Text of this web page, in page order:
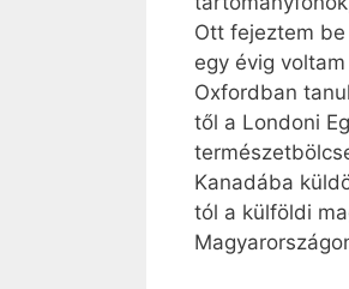
Ott fejeztem
egy évig
Oxfordban
től a Londoni
Kanadába
tól a külföldi